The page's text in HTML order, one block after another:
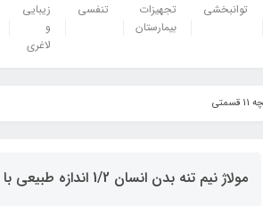
توانبخشی
تجهیزات
بیمارستان
تنفسی
زیبایی
و
لاغری
مولاژ نیم تنه بدن انسان 1/2 اندازه طبیعی با نمایش ماهیچه 11 قسمتی